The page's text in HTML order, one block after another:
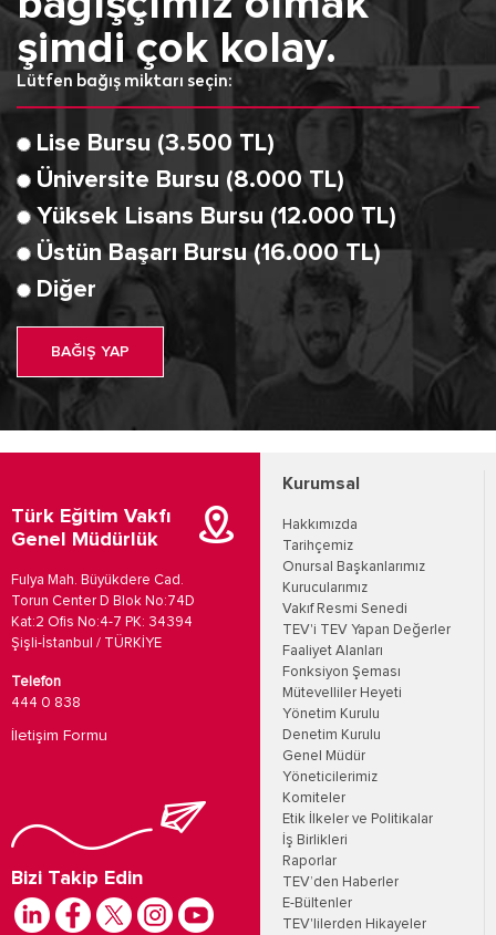
şimdi çok kolay.
Lütfen bağış miktarı seçin:
Lise Bursu (3.500 TL)
Üniversite Bursu (8.000 TL)
Yüksek Lisans Bursu (12.000 TL)
Üstün Başarı Bursu (16.000 TL)
Diğer
BAĞIŞ YAP
Türk Eğitim Vakfı
Genel Müdürlük
Fulya Mah. Büyükdere Cad.
Torun Center D Blok No:74D
Kat:2 Ofis No:4-7 PK: 34394
Şişli-İstanbul / TÜRKİYE
Telefon
444 0 838
İletişim Formu
Bizi Takip Edin
Kurumsal
Hakkımızda
Tarihçemiz
Onursal Başkanlarımız
Kurucularımız
Vakıf Resmi Senedi
TEV'i TEV Yapan Değerler
Faaliyet Alanları
Fonksiyon Şeması
Mütevelliler Heyeti
Yönetim Kurulu
Denetim Kurulu
Genel Müdür
Yöneticilerimiz
Komiteler
Etik İlkeler ve Politikalar
İş Birlikleri
Raporlar
TEV’den Haberler
E-Bültenler
TEV'lilerden Hikayeler